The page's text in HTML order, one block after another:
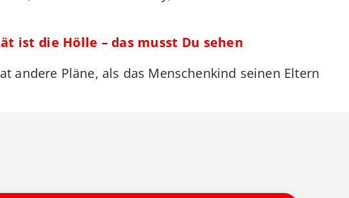
ist die Hölle – das musst Du sehen
andere Pläne, als das Menschenkind seinen Eltern